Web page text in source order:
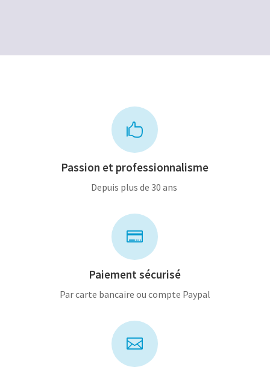

Passion et professionnalisme
Depuis plus de 30 ans

Paiement sécurisé
Par carte bancaire ou compte Paypal
